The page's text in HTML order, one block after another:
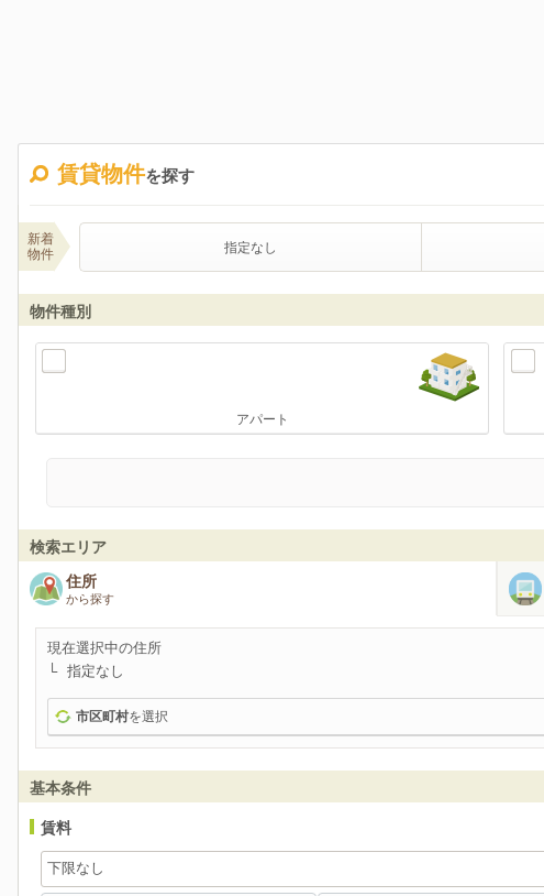
賃貸物件を探す
新着
物件
指定なし
物件種別
アパート
検索エリア
住所
から探す
現在選択中の住所
指定なし
市区町村を選択
基本条件
賃料